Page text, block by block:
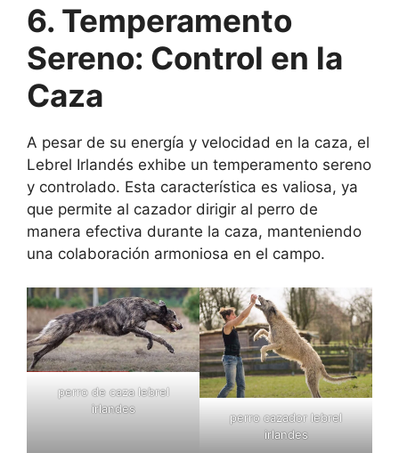
6. Temperamento
Sereno: Control en la
Caza
A pesar de su energía y velocidad en la caza, el
Lebrel Irlandés exhibe un temperamento sereno
y controlado. Esta característica es valiosa, ya
que permite al cazador dirigir al perro de
manera efectiva durante la caza, manteniendo
una colaboración armoniosa en el campo.
perro de caza lebrel
irlandes
perro cazador lebrel
irlandes